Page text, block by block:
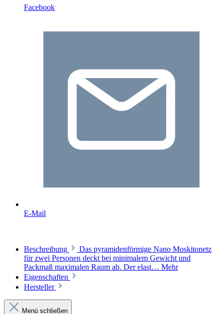
Facebook
E-Mail
Beschreibung
Das pyramidenförmige Nano Moskitonetz
für zwei Personen deckt bei minimalem Gewicht und
Packmaß maximalen Raum ab. Der elast… Mehr
Eigenschaften
Hersteller
Menü schließen